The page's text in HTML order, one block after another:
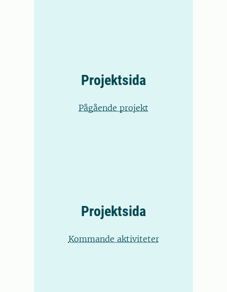
Projektsida
Pågående projekt
Projektsida
Kommande aktiviteter